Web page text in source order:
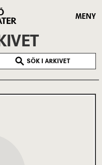
MENY
SÖK I ARKIVET